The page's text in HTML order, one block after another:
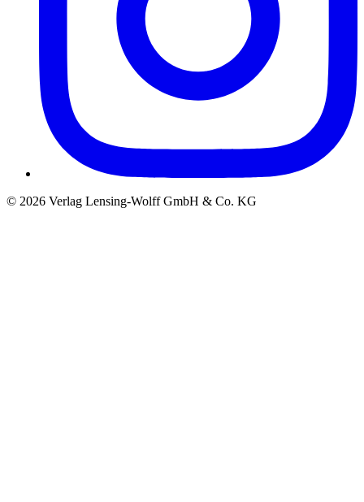
© 2026 Verlag Lensing-Wolff GmbH & Co. KG